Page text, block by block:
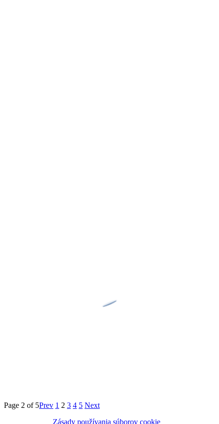
Page 2 of 5Prev 1 2 3 4 5 Next
Zásady používania súborov cookie